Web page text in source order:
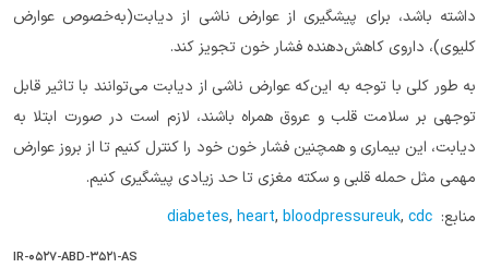
داشته باشد، برای پیشگیری از عوارض ناشی از دیابت(به‌خصوص عوارض
کلیوی)، داروی کاهش‌دهنده فشار خون تجویز کند.
به طور کلی با توجه به این‌که عوارض ناشی از دیابت می‌توانند با تاثیر قابل
توجهی بر سلامت قلب و عروق همراه باشند، لازم است در صورت ابتلا به
دیابت، این بیماری و همچنین فشار خون خود را کنترل کنیم تا از بروز عوارض
مهمی مثل حمله قلبی و سکته مغزی تا حد زیادی پیشگیری کنیم.
منابع:
diabetes, heart, bloodpressureuk, cdc
IR-0527-ABD-3521-AS